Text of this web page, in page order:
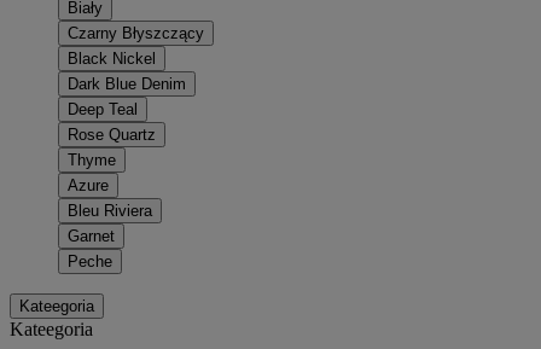
Biały
Czarny Błyszczący
Black Nickel
Dark Blue Denim
Deep Teal
Rose Quartz
Thyme
Azure
Bleu Riviera
Garnet
Peche
Kateegoria
Kateegoria